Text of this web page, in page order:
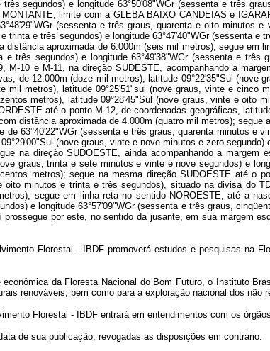
segundos) e longitude 63°50'08"WGr (sessenta e três
limite com a GLEBA BAIXO CANDEIAS e
(sessenta e três graus, quarenta e oito
trinta e três segundos) e longitude 63°47'40"WGr (sessenta
aproximada de 6.000m (seis mil metros); segue
e três segundos) e longitude 63°49'38"WGr (sessenta e
M-10 e M-11, na direção SUDESTE, acompanhando a
de 12.000m (doze mil metros), latitude 09°22'35"Sul
mil metros), latitude 09°25'51"sul (nove graus, vinte e
metros), latitude 09°28'45"Sul (nove graus, vinte e oito
até o ponto M-12, de coordenadas geográficas,
distância aproximada de 4.000m (quatro mil metros);
63°40'22"WGr (sessenta e três graus, quarenta minutos
(nove graus, vinte e nove minutos e zero
na direção SUDOESTE, ainda acompanhando a
graus, trinta e sete minutos e vinte e nove segundos) e
metros); segue na mesma direção SUDOESTE até o
oito minutos e trinta e três segundos), situado na divisa
segue em linha reta no sentido NOROESTE, até a
e longitude 63°57'09"WGr (sessenta e três graus,
por este, no sentido da jusante, em sua margem
Florestal - IBDF promoverá estudos e pesquisas na
da Floresta Nacional do Bom Futuro, o Instituto
renováveis, bem como para a exploração nacional dos não
Florestal - IBDF entrará em entendimentos com os
de sua publicação, revogadas as disposições em contrário.